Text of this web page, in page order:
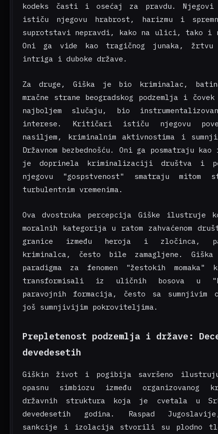
kodeks časti i osećaj za pravdu. Njegovi
ističu njegovu hrabrost, harizmu i
suprotstavi nepravdi, kako na ulici, tako i
Oni ga vide kao tragičnog junaka,
intriga i duboke države.
Za druge, Giška je bio kriminalac,
mračne strane beogradskog podzemlja i
najboljem slučaju, bio
interese. Kritičari ističu njegovu
nasiljem, kriminalnim aktivnostima i
Državnom bezbednošću. Oni ga posmatraju
je doprinela kriminalizaciji društva i
njegovu "gospstvenost" smatraju mitom
turbulentnim vremenima.
Ova dvostruka percepcija Giške ilustruje
moralnih kategorija u ratom zahvaćenom
granice između heroja i zločinca,
kriminalca, često bile zamagljene.
paradigma za fenomen "žestokih
transformisali iz uličnih bosova u
paravojnih formacija, često sa sumnjivim
još sumnjivijim pokroviteljima.
Prepletenost podzemlja i države:
devedesetih
Giškin život i pogibija savršeno
opasnu simbiozu između organizovanog
državnih struktura koja je cvetala u
devedesetih godina. Raspad
sankcije i izolacija stvorili su plodno